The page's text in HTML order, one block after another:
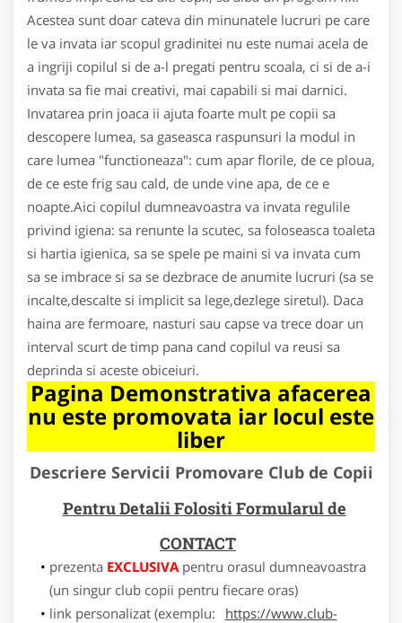
Acestea sunt doar cateva din minunatele lucruri pe care
le va invata iar scopul gradinitei nu este numai acela de
a ingriji copilul si de a-l pregati pentru scoala, ci si de a-i
invata sa fie mai creativi, mai capabili si mai darnici.
Invatarea prin joaca ii ajuta foarte mult pe copii sa
descopere lumea, sa gaseasca raspunsuri la modul in
care lumea "functioneaza": cum apar florile, de ce ploua,
de ce este frig sau cald, de unde vine apa, de ce e
noapte.Aici copilul dumneavoastra va invata regulile
privind igiena: sa renunte la scutec, sa foloseasca toaleta
si hartia igienica, sa se spele pe maini si va invata cum
sa se imbrace si sa se dezbrace de anumite lucruri (sa se
incalte,descalte si implicit sa lege,dezlege siretul). Daca
haina are fermoare, nasturi sau capse va trece doar un
interval scurt de timp pana cand copilul va reusi sa
deprinda si aceste obiceiuri.
Pagina Demonstrativa afacerea
nu este promovata iar locul este
liber
Descriere Servicii Promovare Club de Copii
Pentru Detalii Folositi Formularul de
CONTACT
prezenta EXCLUSIVApentru orasul dumneavoastra
(un singur club copii pentru fiecare oras)
link personalizat (exemplu:
https://www.club-